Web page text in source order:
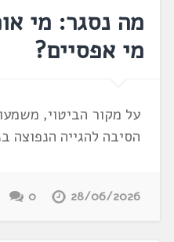
מה נסגר: מי
מי אפסיים?
על מקור הביטוי,
הסיבה להגייה הנפוצה
28/06/2026
0